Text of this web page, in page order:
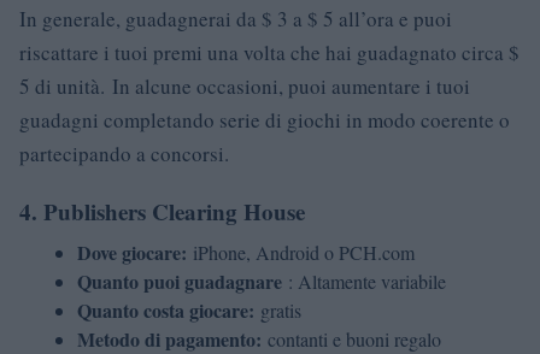
In generale, guadagnerai da $ 3 a $ 5 all’ora e puoi
riscattare i tuoi premi una volta che hai guadagnato circa $
5 di unità. In alcune occasioni, puoi aumentare i tuoi
guadagni completando serie di giochi in modo coerente o
partecipando a concorsi.
4. Publishers Clearing House
Dove giocare: iPhone, Android o PCH.com
Quanto puoi guadagnare : Altamente variabile
Quanto costa giocare: gratis
Metodo di pagamento: contanti e buoni regalo